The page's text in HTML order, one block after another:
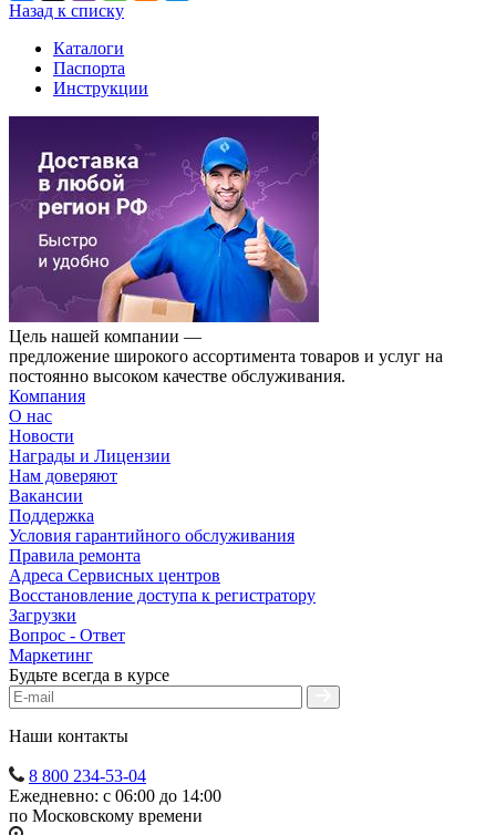
Назад к списку
Каталоги
Паспорта
Инструкции
Цель нашей компании —
предложение широкого ассортимента товаров и услуг на
постоянно высоком качестве обслуживания.
Компания
О нас
Новости
Награды и Лицензии
Нам доверяют
Вакансии
Поддержка
Условия гарантийного обслуживания
Правила ремонта
Адреса Сервисных центров
Восстановление доступа к регистратору
Загрузки
Вопрос - Ответ
Маркетинг
Будьте всегда в курсе
Наши контакты
8 800 234-53-04
Ежедневно: с 06:00 до 14:00
по Московскому времени